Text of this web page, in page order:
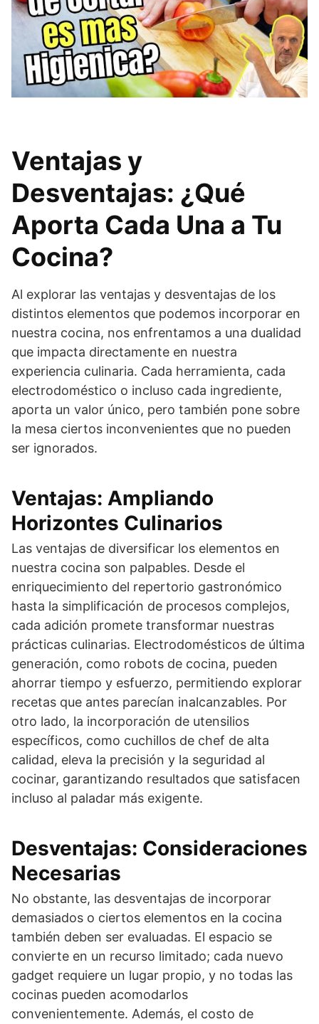
Ventajas y
Desventajas: ¿Qué
Aporta Cada Una a Tu
Cocina?
Al explorar las ventajas y desventajas de los
distintos elementos que podemos incorporar en
nuestra cocina, nos enfrentamos a una dualidad
que impacta directamente en nuestra
experiencia culinaria. Cada herramienta, cada
electrodoméstico o incluso cada ingrediente,
aporta un valor único, pero también pone sobre
la mesa ciertos inconvenientes que no pueden
ser ignorados.
Ventajas: Ampliando
Horizontes Culinarios
Las ventajas de diversificar los elementos en
nuestra cocina son palpables. Desde el
enriquecimiento del repertorio gastronómico
hasta la simplificación de procesos complejos,
cada adición promete transformar nuestras
prácticas culinarias. Electrodomésticos de última
generación, como robots de cocina, pueden
ahorrar tiempo y esfuerzo, permitiendo explorar
recetas que antes parecían inalcanzables. Por
otro lado, la incorporación de utensilios
específicos, como cuchillos de chef de alta
calidad, eleva la precisión y la seguridad al
cocinar, garantizando resultados que satisfacen
incluso al paladar más exigente.
Desventajas: Consideraciones
Necesarias
No obstante, las desventajas de incorporar
demasiados o ciertos elementos en la cocina
también deben ser evaluadas. El espacio se
convierte en un recurso limitado; cada nuevo
gadget requiere un lugar propio, y no todas las
cocinas pueden acomodarlos
convenientemente. Además, el costo de